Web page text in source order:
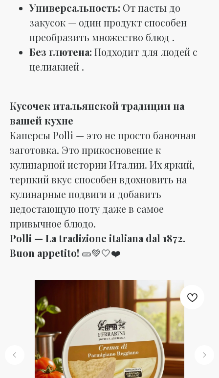
Универсальность: От пасты до
закусок — один продукт способен
преобразить множество блюд .
Без глютена: Подходит для людей с
целиакией .
Кусочек итальянской традиции на
вашей кухне
Каперсы Polli — это не просто баночная
заготовка. Это прикосновение к
кулинарной истории Италии. Их яркий,
терпкий вкус способен вдохновить на
кулинарные подвиги и добавить
недостающую ноту даже в самое
привычное блюдо.
Polli — La tradizione italiana dal 1872.
Buon appetito! 🥒💚🤍❤️